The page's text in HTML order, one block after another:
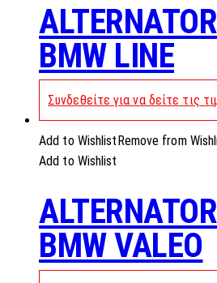
BMW LINE
Συνδεθείτε για να δείτε τις
Add to Wishlist Remove from
Add to Wishlist
BMW VALEO